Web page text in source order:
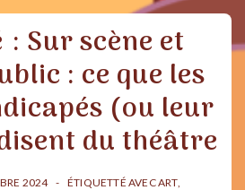
: Sur scène et
: ce que les
(ou leur
du théâtre
2024 ÉTIQUETTÉ AVECART,